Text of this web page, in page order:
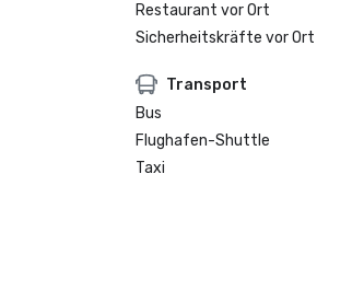
Restaurant vor Ort
Sicherheitskräfte vor Ort
Transport
Bus
Flughafen-Shuttle
Taxi